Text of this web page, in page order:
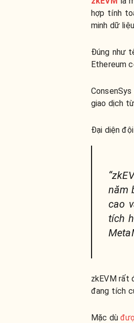
hợp tính
minh dữ
Đúng như
Ethereum
ConsenSys
giao dịch
Đại diện
năm
cao
tích
zkEVM rất
đang tích
Mặc dù